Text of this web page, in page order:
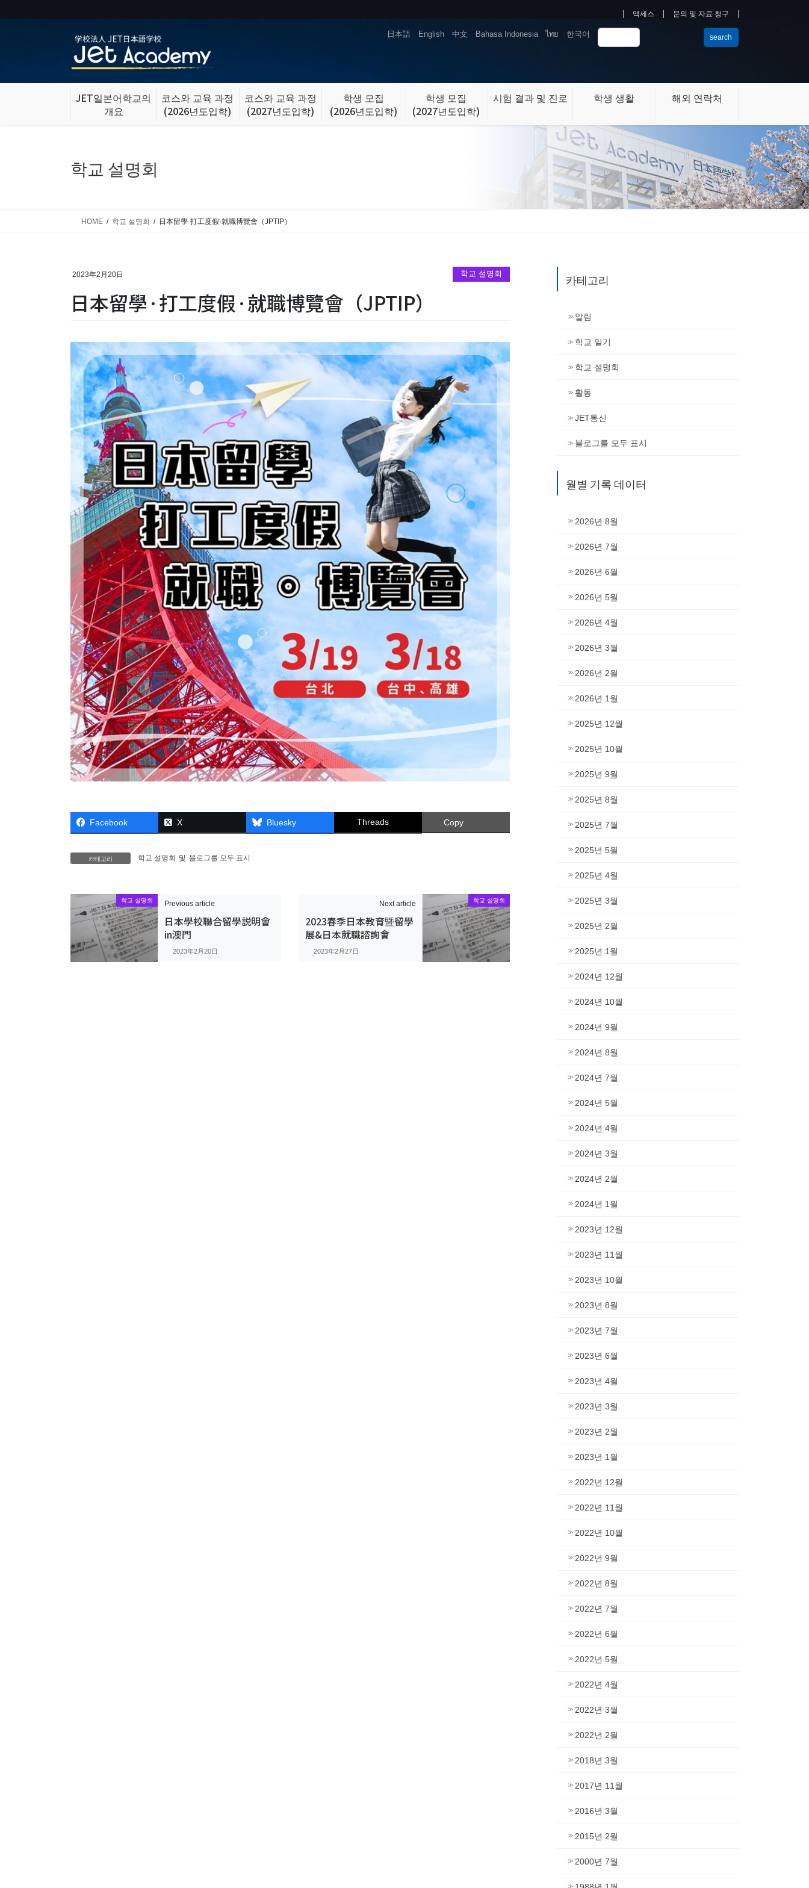
to
to
액세스 문의 및 자료 청구
English Bahasa Indonesia
日本語 한국어
ไทย
中文 search
JET일본어학교의
개요
코스와 교육 과정
(2026년도입학)
코스와 교육 과정
(2027년도입학)
학생 모집
(2026년도입학)
학생 모집
(2027년도입학)
시험 결과 및 진로 학생 생활 해외 연락처
학교 설명회
HOME 학교 설명회 日本留學·打工度假·就職博覽會（JPTIP）
2023年2月20日 학교 설명회
日本留學·打工度假·就職博覽會（JPTIP）
Facebook X Bluesky Threads Copy
카테고리 학교 설명회 및 블로그를 모두 표시
학교 설명회 Previous article
日本學校聯合留學説明會
in澳門
2023年2月20日
학교 설명회
Next article
2023春季日本教育暨留學
展&日本就職諮詢會
2023年2月27日
카테고리
알림
학교 일기
학교 설명회
활동
JET통신
블로그를 모두 표시
월별 기록 데이터
2026년 8월
2026년 7월
2026년 6월
2026년 5월
2026년 4월
2026년 3월
2026년 2월
2026년 1월
2025년 12월
2025년 10월
2025년 9월
2025년 8월
2025년 7월
2025년 5월
2025년 4월
2025년 3월
2025년 2월
2025년 1월
2024년 12월
2024년 10월
2024년 9월
2024년 8월
2024년 7월
2024년 5월
2024년 4월
2024년 3월
2024년 2월
2024년 1월
2023년 12월
2023년 11월
2023년 10월
2023년 8월
2023년 7월
2023년 6월
2023년 4월
2023년 3월
2023년 2월
2023년 1월
2022년 12월
2022년 11월
2022년 10월
2022년 9월
2022년 8월
2022년 7월
2022년 6월
2022년 5월
2022년 4월
2022년 3월
2022년 2월
2018년 3월
2017년 11월
2016년 3월
2015년 2월
2000년 7월